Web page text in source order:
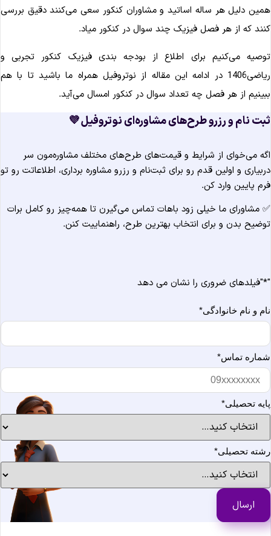
دلیل هر ساله اساتید و مشاوران کنکور سعی می‌کنند دقیق‌ بررسی
که از هر فصل فیزیک چند سوال در کنکور میاد.
می‌کنیم برای اطلاع از بودجه بندی فیزیک کنکور تجربی و
ریاضی1406 در ادامه این مقاله از نوتروفیل همراه ما باشید تا با هم
از هر فصل چه تعداد سوال در کنکور امسال می‌آید.
نام و رزرو طرح‌های مشاوره‌ای نوتروفیل 💜
می‌خوای از شرایط و قیمت‌های طرح‌های مختلف مشاوره‌مون سر
و اولین قدم رو برای ثبت‌نام و رزرو مشاوره برداری، اطلاعاتت رو تو
پایین وارد کن.
مشاورای ما خیلی زود باهات تماس می‌گیرن تا همه‌چیز رو کامل برات
بدن و برای انتخاب بهترین طرح، راهنماییت کنن.
*"فیلدهای ضروری را نشان می دهد
و نام خانوادگی *
تماس *
تحصیلی *
تحصیلی *